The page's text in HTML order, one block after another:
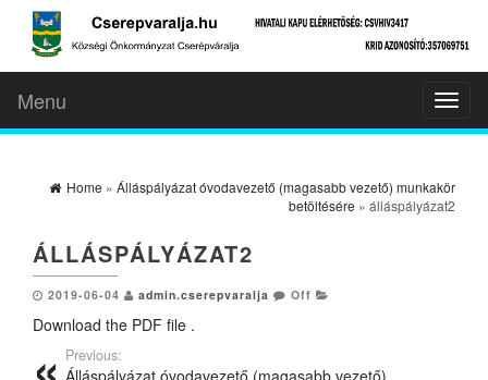
Menu
Home » Álláspályázat óvodavezető (magasabb vezető) munkakör
betöltésére » álláspályázat2
ÁLLÁSPÁLYÁZAT2
2019-06-04 admin.cserepvaralja Off
Download the PDF file .
Previous: